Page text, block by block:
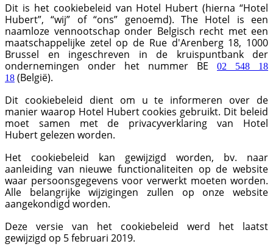
Dit is het cookiebeleid van Hotel Hubert (hierna “Hotel
Hubert”, “wij” of “ons” genoemd). The Hotel is een
naamloze vennootschap onder Belgisch recht met een
maatschappelijke zetel op de Rue d'Arenberg 18, 1000
Brussel en ingeschreven in de kruispuntbank der
ondernemingen onder het nummer BE
02 548 18
18 (België).
Dit cookiebeleid dient om u te informeren over de
manier waarop Hotel Hubert cookies gebruikt. Dit beleid
moet samen met de privacyverklaring van Hotel
Hubert gelezen worden.
Het cookiebeleid kan gewijzigd worden, bv. naar
aanleiding van nieuwe functionaliteiten op de website
waar persoonsgegevens voor verwerkt moeten worden.
Alle belangrijke wijzigingen zullen op onze website
aangekondigd worden.
Deze versie van het cookiebeleid werd het laatst
gewijzigd op 5 februari 2019.